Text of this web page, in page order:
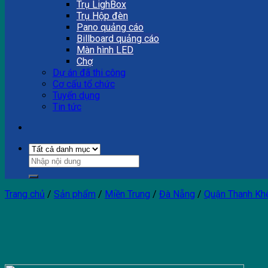
Trụ LighBox
Trụ Hộp đèn
Pano quảng cáo
Billboard quảng cáo
Màn hình LED
Chợ
Dự án đã thi công
Cơ cấu tổ chức
Tuyển dụng
Tin tức
Trang chủ / Sản phẩm / Miền Trung / Đà Nẵng / Quận Thanh